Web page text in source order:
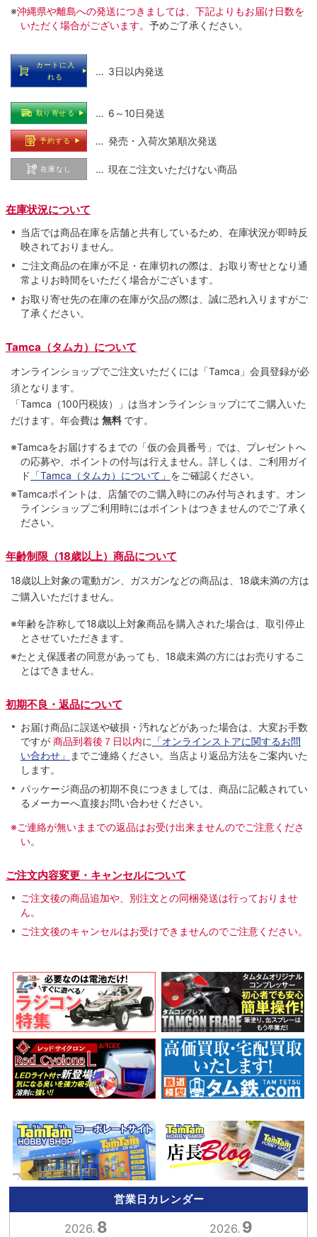
※沖縄県や離島への発送につきましては、下記よりもお届け日数を
いただく場合がございます。 予めご了承ください。
カートに入
れる
… 3日以内発送
取り寄せる … 6～10日発送
予約する … 発売・入荷次第順次発送
在庫なし … 現在ご注文いただけない商品
在庫状況について
当店では商品在庫を店舗と共有しているため、在庫状況が即時反
映されておりません。
ご注文商品の在庫が不足・在庫切れの際は、お取り寄せとなり通
常よりお時間をいただく場合がございます。
お取り寄せ先の在庫の在庫が欠品の際は、誠に恐れ入りますがご
了承ください。
Tamca（タムカ）について
オンラインショップでご注⽂いただくには「Tamca」会員登録が必
須となります。
「Tamca （100円税抜）
」は当オンラインショップにてご購⼊いた
だけます。 年会費は 無料 です。
※Tamcaをお届けするまでの「仮の会員番号」では、プレゼントへ
の応募や、ポイントの付与は⾏えません。詳しくは、ご利⽤ガイ
ド 「Tamca（タムカ）について」 をご確認ください。
※Tamcaポイントは、店舗でのご購⼊時にのみ付与されます。オン
ラインショップご利用時にはポイントはつきませんのでご了承く
ださい。
年齢制限（18歳以上）商品について
18歳以上対象の電動ガン、ガスガンなどの商品は、18歳未満の方は
ご購入いただけません。
※年齢を詐称して18歳以上対象商品を購入された場合は、取引停止
とさせていただきます。
※たとえ保護者の同意があっても、18歳未満の方にはお売りするこ
とはできません。
初期不良・返品について
お届け商品に誤送や破損・汚れなどがあった場合は、大変お手数
ですが 商品到着後７日以内に 「オンラインストアに関するお問
い合わせ」
までご連絡ください。当店より返品方法をご案内いた
します。
パッケージ商品の初期不良につきましては、商品に記載されてい
るメーカーへ直接お問い合わせください。
※ご連絡が無いままでの返品はお受け出来ませんのでご注意くださ
い。
ご注文内容変更・キャンセルについて
ご注文後の商品追加や、別注文との同梱発送は行っておりませ
ん。
ご注文後のキャンセルはお受けできませんのでご注意ください。
営業日カレンダー
2026. 8 2026. 9